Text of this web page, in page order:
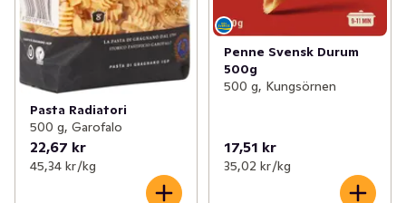
Pasta Radiatori
500 g, Garofalo
22,67 kr
45,34 kr /kg
Penne Svensk Durum
500g
500 g, Kungsörnen
17,51 kr
35,02 kr /kg